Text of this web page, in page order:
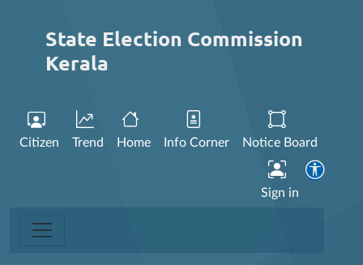
State Election Commission
Kerala
Citizen Trend Home Info Corner Notice Board
Sign in